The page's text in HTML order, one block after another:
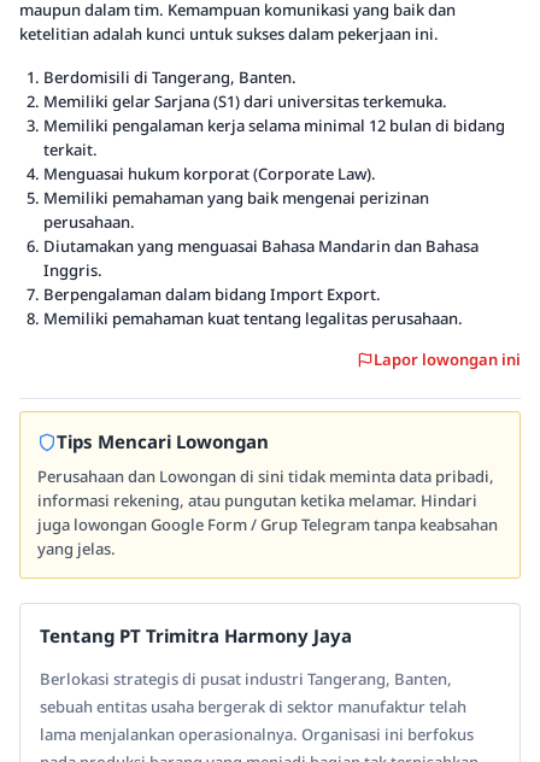
maupun dalam tim. Kemampuan komunikasi yang baik dan
ketelitian adalah kunci untuk sukses dalam pekerjaan ini.
Berdomisili di Tangerang, Banten.
Memiliki gelar Sarjana (S1) dari universitas terkemuka.
Memiliki pengalaman kerja selama minimal 12 bulan di bidang
terkait.
Menguasai hukum korporat (Corporate Law).
Memiliki pemahaman yang baik mengenai perizinan
perusahaan.
Diutamakan yang menguasai Bahasa Mandarin dan Bahasa
Inggris.
Berpengalaman dalam bidang Import Export.
Memiliki pemahaman kuat tentang legalitas perusahaan.
Lapor lowongan ini
Tips Mencari Lowongan
Perusahaan dan Lowongan di sini tidak meminta data pribadi,
informasi rekening, atau pungutan ketika melamar. Hindari
juga lowongan Google Form / Grup Telegram tanpa keabsahan
yang jelas.
Tentang PT Trimitra Harmony Jaya
Berlokasi strategis di pusat industri Tangerang, Banten,
sebuah entitas usaha bergerak di sektor manufaktur telah
lama menjalankan operasionalnya. Organisasi ini berfokus